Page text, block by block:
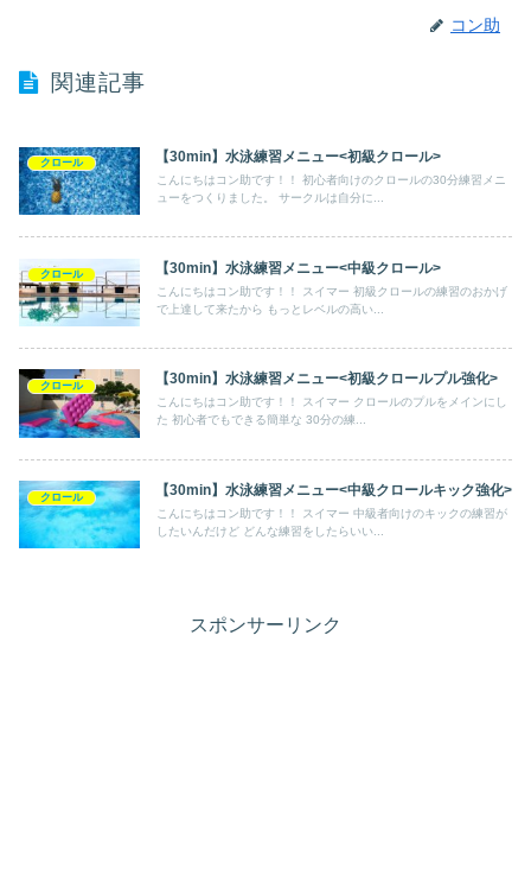
コン助
関連記事
クロール 【30min】水泳練習メニュー<初級クロール>
こんにちはコン助です！！ 初心者向けのクロールの30分練習メニ
ューをつくりました。 サークルは自分に...
クロール 【30min】水泳練習メニュー<中級クロール>
こんにちはコン助です！！ スイマー 初級クロールの練習のおかげ
で上達して来たから もっとレベルの高い...
クロール 【30min】水泳練習メニュー<初級クロールプル強化>
こんにちはコン助です！！ スイマー クロールのプルをメインにし
た 初心者でもできる簡単な 30分の練...
クロール 【30min】水泳練習メニュー<中級クロールキック強化>
こんにちはコン助です！！ スイマー 中級者向けのキックの練習が
したいんだけど どんな練習をしたらいい...
スポンサーリンク